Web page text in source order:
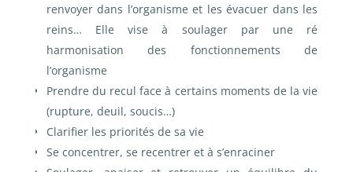
renvoyer dans l’organisme et les évacuer dans les
reins… Elle vise à soulager par une ré
harmonisation des fonctionnements de
l’organisme
Prendre du recul face à certains moments de la vie
(rupture, deuil, soucis…)
Clarifier les priorités de sa vie
Se concentrer, se recentrer et à s’enraciner